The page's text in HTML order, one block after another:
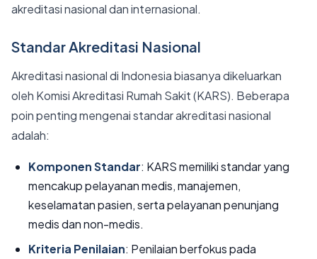
akreditasi nasional dan internasional.
Standar Akreditasi Nasional
Akreditasi nasional di Indonesia biasanya dikeluarkan
oleh Komisi Akreditasi Rumah Sakit (KARS). Beberapa
poin penting mengenai standar akreditasi nasional
adalah:
Komponen Standar: KARS memiliki standar yang
mencakup pelayanan medis, manajemen,
keselamatan pasien, serta pelayanan penunjang
medis dan non-medis.
Kriteria Penilaian: Penilaian berfokus pada